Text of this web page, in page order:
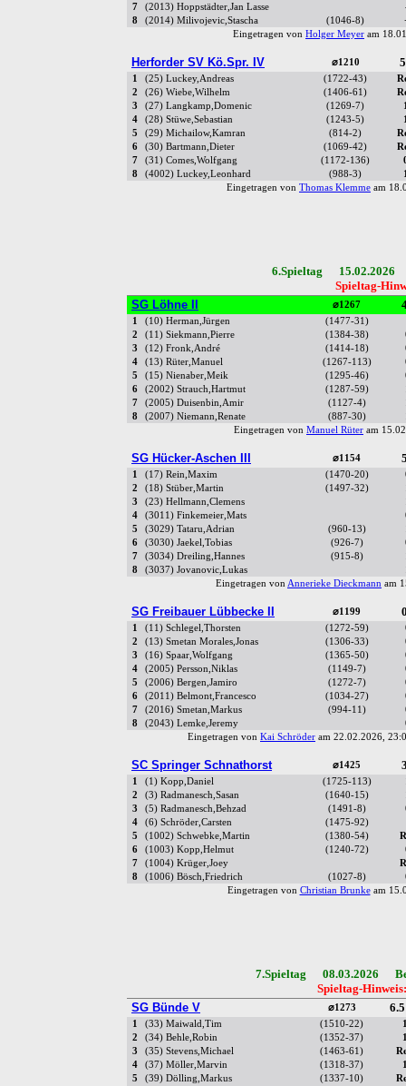
7
(2013) Hoppstädter,Jan Lasse
8
(2014) Milivojevic,Stascha (1046-8)
Eingetragen von Holger Meyer am
Herforder SV Kö.Spr. IV ⌀1210
1 (25) Luckey,Andreas (1722-43)
2
(26) Wiebe,Wilhelm (1406-61)
3
(27) Langkamp,Domenic (1269-7)
4
(28) Stüwe,Sebastian (1243-5)
5
(29) Michailow,Kamran (814-2)
6
(30) Bartmann,Dieter (1069-42)
7
(31) Comes,Wolfgang (1172-136)
8
(4002) Luckey,Leonhard (988-3)
Eingetragen von Thomas Klemme am
6.Spieltag 15.02.2026
Spieltag-
SG Löhne II
⌀1267
1 (10) Herman,Jürgen
(1477-31)
2
(11) Siekmann,Pierre (1384-38)
3
(12) Fronk,André (1414-18)
4
(13) Rüter,Manuel (1267-113)
5
(15) Nienaber,Meik (1295-46)
6
(2002) Strauch,Hartmut (1287-59)
7
(2005) Duisenbin,Amir (1127-4)
8
(2007) Niemann,Renate (887-30)
Eingetragen von Manuel Rüter am
SG Hücker-Aschen III ⌀1154
1 (17) Rein,Maxim (1470-20)
2
(18) Stüber,Martin (1497-32)
3
(23) Hellmann,Clemens
4
(3011) Finkemeier,Mats
5
(3029) Tataru,Adrian (960-13)
6
(3030) Jaekel,Tobias (926-7)
7
(3034) Dreiling,Hannes (915-8)
8
(3037) Jovanovic,Lukas
Eingetragen vonAnnerieke Dieckmann am
SG Freibauer Lübbecke II ⌀1199
1 (11) Schlegel,Thorsten (1272-59)
2
(13) Smetan Morales,Jonas (1306-33)
3
(16) Spaar,Wolfgang (1365-50)
4
(2005) Persson,Niklas (1149-7)
5
(2006) Bergen,Jamiro (1272-7)
6
(2011) Belmont,Francesco (1034-27)
7
(2016) Smetan,Markus (994-11)
8
(2043) Lemke,Jeremy
Eingetragen von Kai Schröder am 22.02.2026,
SC Springer Schnathorst ⌀1425
1 (1) Kopp,Daniel (1725-113)
2
(3) Radmanesch,Sasan (1640-15)
3
(5) Radmanesch,Behzad (1491-8)
4
(6) Schröder,Carsten
(1475-92)
5
(1002) Schwebke,Martin (1380-54)
6
(1003) Kopp,Helmut (1240-72)
7
(1004) Krüger,Joey
8
(1006) Bösch,Friedrich (1027-8)
Eingetragen von Christian Brunkeam
7.Spieltag 08.03.2026
Spieltag-Hinweis:
SG Bünde V
⌀1273
1 (33) Maiwald,Tim (1510-22)
2
(34) Behle,Robin (1352-37)
3
(35) Stevens,Michael (1463-61)
4
(37) Möller,Marvin (1318-37)
5
(39) Dölling,Markus (1337-10)